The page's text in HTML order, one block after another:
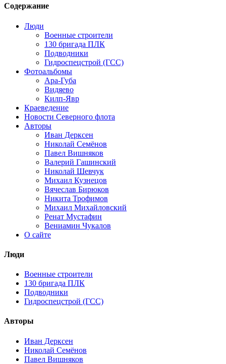
Содержание
Люди
Военные строители
130 бригада ПЛК
Подводники
Гидроспецстрой (ГСС)
Фотоальбомы
Ара-Губа
Видяево
Килп-Явр
Краеведение
Новости Северного флота
Авторы
Иван Дерксен
Николай Семёнов
Павел Вишняков
Валерий Гашинский
Николай Шевчук
Михаил Кузнецов
Вячеслав Бирюков
Никита Трофимов
Михаил Михайловский
Ренат Мустафин
Вениамин Чукалов
О сайте
Люди
Военные строители
130 бригада ПЛК
Подводники
Гидроспецстрой (ГСС)
Авторы
Иван Дерксен
Николай Семёнов
Павел Вишняков